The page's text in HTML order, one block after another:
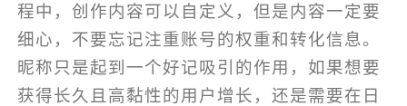
程中，创作内容可以自定义，但是内容一定要
细心，不要忘记注重账号的权重和转化信息。
昵称只是起到一个好记吸引的作用，如果想要
获得长久且高黏性的用户增长，还是需要在日